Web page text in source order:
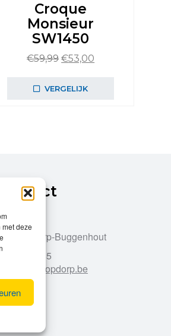
deze
Croque
Monsieur
SW1450
€59,99 Oorspronkelijke
was:
€53,00
VERGELIJK
Contact
43
Opdorp-Buggenhout
33.27.85
info@leroy-opdorp.be